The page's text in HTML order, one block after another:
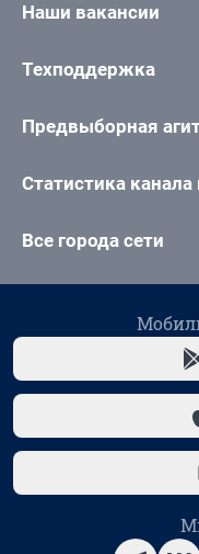
Наши вакансии
Техподдержка
Предвыборная
Статистика канала
Все города сети